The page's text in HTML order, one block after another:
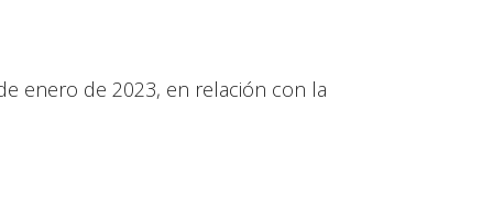
enero de 2023, en relación con la